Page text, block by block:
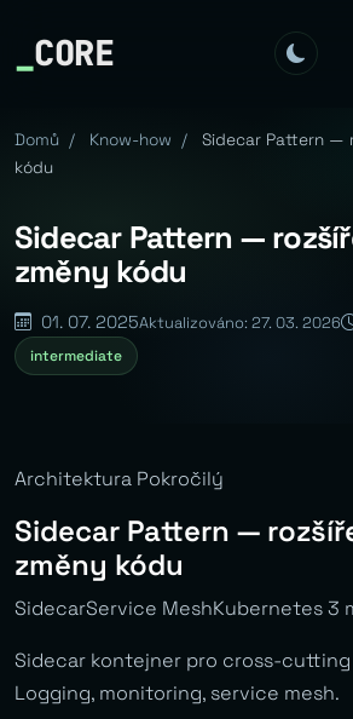
_CORE
Domů / Know-how /
Sidecar Pattern —
kódu
Sidecar Pattern —
změny kódu
01. 07. 2025Aktualizováno: 27. 03. 2026
intermediate
Architektura Pokročilý
Sidecar Pattern —
změny kódu
SidecarService MeshKubernetes 3
Sidecar kontejner pro cross-
Logging, monitoring, service mesh.